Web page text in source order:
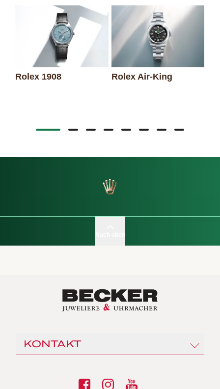
Rolex 1908 Rolex Air-King
KONTAKT
Gänsemarkt 19 / Ecke Gerhofstraße